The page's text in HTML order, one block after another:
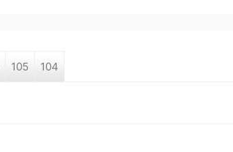
105 104